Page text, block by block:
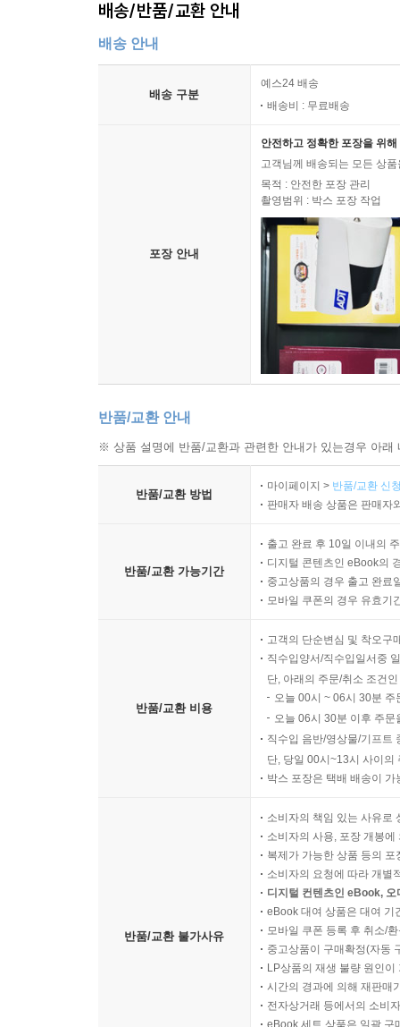
배송/반품/교환 안내
배송 안내
배송 구분
예스24 배송
배송비 : 무료배송
포장 안내
안전하고 정확한 포장을 위
고객님께 배송되는 모든 상
목적 : 안전한 포장 관리
촬영범위 : 박스 포장 작업
반품/교환 안내
※ 상품 설명에 반품/교환과 관련한 안내가 있는경우 아
반품/교환 방법
마이페이지 > 반품/교환 신
판매자 배송 상품은 판매자
반품/교환 가능기간
출고 완료 후 10일 이내의
디지털 콘텐츠인 eBook의
중고상품의 경우 출고 완료
모바일 쿠폰의 경우 유효기
반품/교환 비용
고객의 단순변심 및 착오구
직수입양서/직수입일서중
단, 아래의 주문/취소 조건
오늘 00시 ~ 06시 30분
오늘 06시 30분 이후 주
직수입 음반/영상물/기프트
단, 당일 00시~13시 사이의
박스 포장은 택배 배송이
반품/교환 불가사유
소비자의 책임 있는 사유로
소비자의 사용, 포장 개봉
복제가 가능한 상품 등의
소비자의 요청에 따라 개별
디지털 컨텐츠인 eBook,
eBook 대여 상품은 대여 기
모바일 쿠폰 등록 후 취소/
중고상품이 구매확정(자동
LP상품의 재생 불량 원인
시간의 경과에 의해 재판매
전자상거래 등에서의 소비